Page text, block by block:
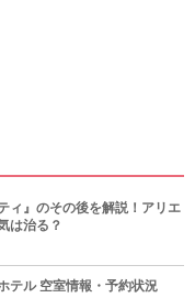
ィ』のその後を解説！アリエ
は治る？
テル 空室情報・予約状況